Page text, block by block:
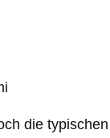
die